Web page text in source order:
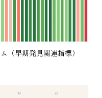
（早期発見関連指標）